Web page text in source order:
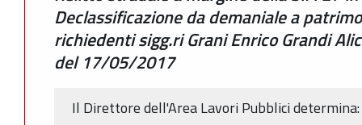
Declassificazione da demaniale a
richiedenti sigg.ri Grani Enrico Grandi
del 17/05/2017
Il Direttore dell'Area Lavori Pubblici determina: